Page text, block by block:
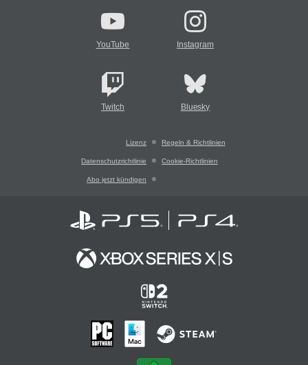
YouTube Instagram
Twitch Bluesky
Lizenz Regeln & Richtlinien
Datenschutzrichtlinie Cookie-Richtlinien
Abo jetzt kündigen